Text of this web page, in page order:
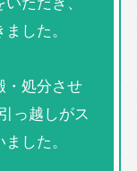
した。
・処分させ
っ越しがス
した。